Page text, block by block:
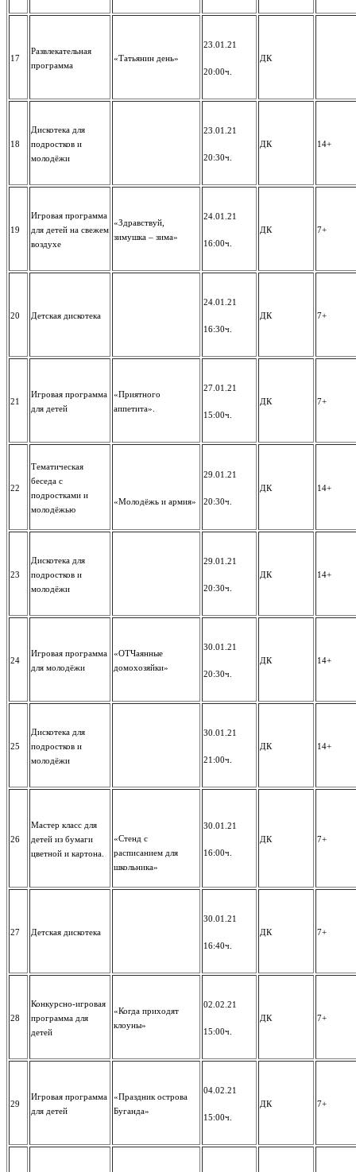
17
Развлекательная
программа
«Татьянин день»
23.01.21
20:00ч.
ДК
18
Дискотека для
подростков и
молодёжи
23.01.21
20:30ч.
ДК 14+
19
Игровая программа
для детей на свежем
воздухе
«Здравствуй,
зимушка – зима»
24.01.21
16:00ч.
ДК 7+
20 Детская дискотека
24.01.21
16:30ч.
ДК 7+
21
Игровая программа
для детей
«Приятного
аппетита».
27.01.21
15:00ч.
ДК 7+
22
Тематическая
беседа с
подростками и
молодёжью
«Молодёжь и армия»
29.01.21
20:30ч.
ДК 14+
23
Дискотека для
подростков и
молодёжи
29.01.21
20:30ч.
ДК 14+
24
Игровая программа
для молодёжи
«ОТЧаянные
домохозяйки»
30.01.21
20:30ч.
ДК 14+
25
Дискотека для
подростков и
молодёжи
30.01.21
21:00ч.
ДК 14+
26
Мастер класс для
детей из бумаги
цветной и картона.
«Стенд с
расписанием для
школьника»
30.01.21
16:00ч.
ДК 7+
27 Детская дискотека
30.01.21
16:40ч.
ДК 7+
28
Конкурсно-игровая
программа для
детей
«Когда приходят
клоуны»
02.02.21
15:00ч.
ДК 7+
29
Игровая программа
для детей
«Праздник острова
Буганда»
04.02.21
15:00ч.
ДК 7+